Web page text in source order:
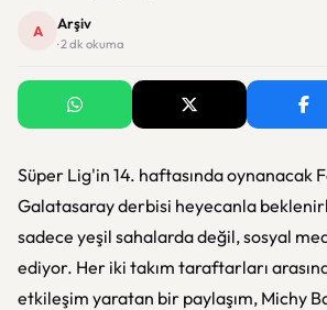
A Arşiv
· 2 dk okuma
Süper Lig'in 14. haftasında oynanacak
Galatasaray derbisi heyecanla
sadece yeşil sahalarda değil, sosyal
ediyor. Her iki takım taraftarları
etkileşim yaratan bir paylaşım, Michy